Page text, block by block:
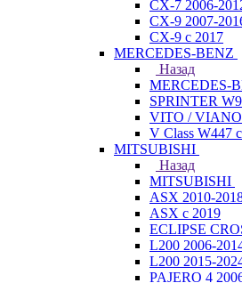
CX-7 2006-
CX-9 2007-
CX-9 с 2017
MERCEDES-BENZ
Назад
MERCEDES-
SPRINTER
VITO / VIANO
V Class W447
MITSUBISHI
Назад
MITSUBISHI
ASX 2010-
ASX с 2019
ECLIPSE
L200 2006-
L200 2015-
PAJERO 4